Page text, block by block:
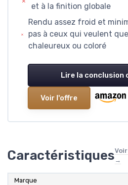
et à la finition globale
Rendu assez froid et
pas à ceux qui veulent
chaleureux ou coloré
Lire la conclusion
Voir l'offre
Caractéristiques →
Marque